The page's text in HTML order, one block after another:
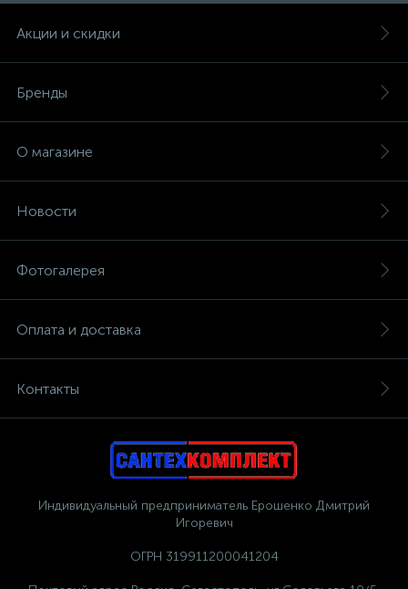
Акции и скидки
Бренды
О магазине
Новости
Фотогалерея
Оплата и доставка
Контакты
Индивидуальный предприниматель Ерошенко Дмитрий
Игоревич
ОГРН 319911200041204